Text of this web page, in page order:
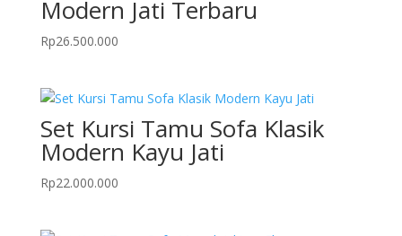
Modern Jati Terbaru
Rp26.500.000
Set Kursi Tamu Sofa Klasik
Modern Kayu Jati
Rp22.000.000